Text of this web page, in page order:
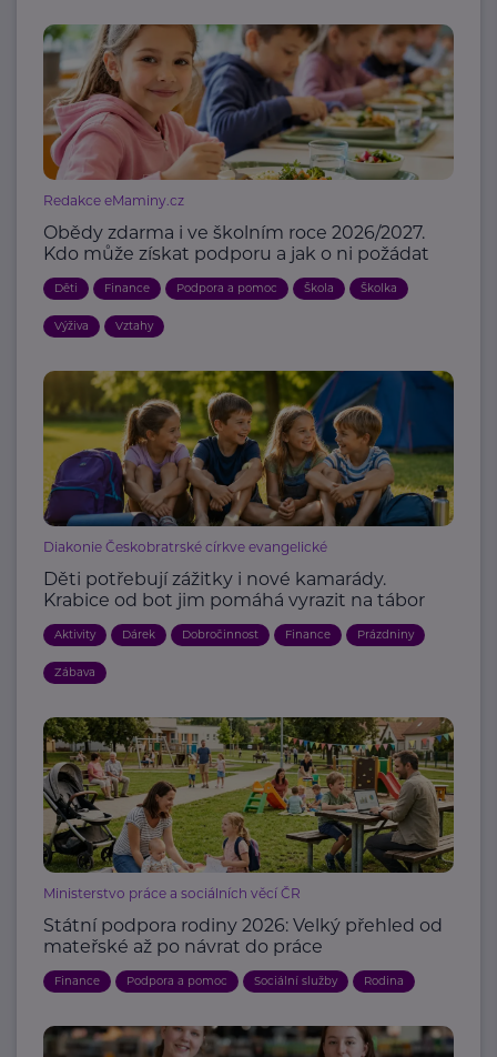
Redakce eMaminy.cz
Obědy zdarma i ve školním roce 2026/2027.
Kdo může získat podporu a jak o ni požádat
Děti Finance Podpora a pomoc Škola Školka
Výživa Vztahy
Diakonie Českobratrské církve evangelické
Děti potřebují zážitky i nové kamarády.
Krabice od bot jim pomáhá vyrazit na tábor
Aktivity Dárek Dobročinnost Finance Prázdniny
Zábava
Ministerstvo práce a sociálních věcí ČR
Státní podpora rodiny 2026: Velký přehled od
mateřské až po návrat do práce
Finance Podpora a pomoc Sociální služby Rodina